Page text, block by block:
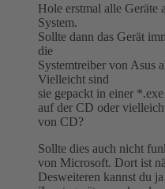
Hole erstmal alle Geräte
System.
Sollte dann das Gerät
die
Systemtreiber von Asus
Vielleicht sind
sie gepackt in einer
auf der CD oder
von CD?
Sollte dies auch nicht
von Microsoft. Dort ist
Desweiteren kannst du